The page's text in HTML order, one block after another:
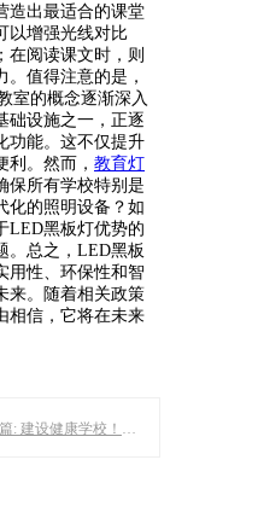
造出最适合的课堂
以增强光线对比
在阅读课文时，则
值得注意的是，
室的概念逐渐深入
础设施之一，正逐
功能。这不仅提升
。然而， 教育灯
保所有学校特别是
化的照明设备？如
LED黑板灯优势的
。总之，LED黑板
用性、环保性和智
来。随着相关政策
相信，它将在未来
下一篇: 建设健康学校！教室照明不能只护眼，“五健”行动高于国标